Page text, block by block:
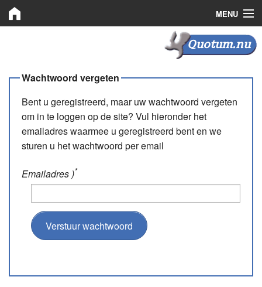
MENU
Bemiddeling
Nieuws
Registreren
Quotum.nu
Wachtwoord vergeten
Bent u geregistreerd, maar uw wachtwoord vergeten
om in te loggen op de site? Vul hieronder het
emailadres waarmee u geregistreerd bent en we
sturen u het wachtwoord per email
Emailadres )*
Verstuur wachtwoord